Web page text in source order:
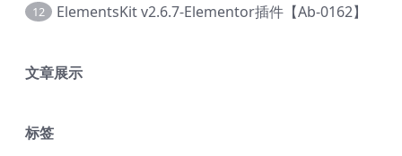
12 ElementsKit v2.6.7-Elementor插件【Ab-0162】
文章展示
标签